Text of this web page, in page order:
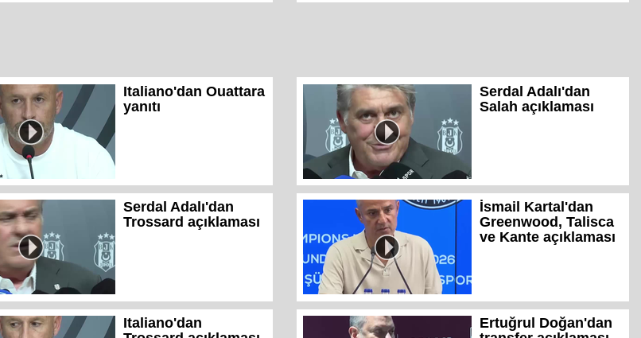
Italiano'dan Ouattara
yanıtı
Serdal Adalı'dan
Salah açıklaması
Serdal Adalı'dan
Trossard açıklaması
İsmail Kartal'dan
Greenwood, Talisca
ve Kante açıklaması
Italiano'dan
Ertuğrul Doğan'dan